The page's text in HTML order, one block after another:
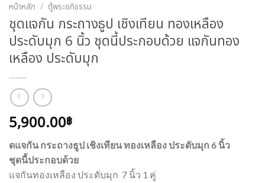
หน้าหลัก / ตู้พระอภิธรรม
ชุดแจกัน กระถางธูป เชิงเทียน ทองเหลือง
ประดับมุก 6 นิ้ว ชุดนี้ประกอบด้วย แจกันทอง
เหลือง ประดับมุก
5,900.00฿
ดแจกัน กระถางธูป เชิงเทียน ทองเหลือง ประดับมุก 6 นิ้ว
ชุดนี้ประกอบด้วย
แจกันทองเหลือง ประดับมุก 7 นิ้ว 1 คู่